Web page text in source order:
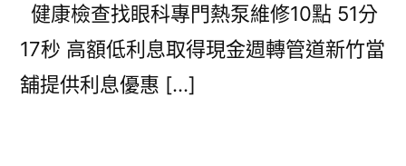
健康檢查找眼科專門熱泵維修10點 51分
17秒 高額低利息取得現金週轉管道新竹當
舖提供利息優惠 […]